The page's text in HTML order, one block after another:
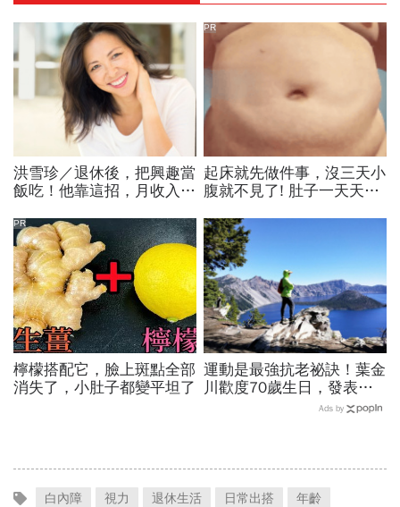
洪雪珍／退休後，把興趣當
飯吃！他靠這招，月收入竟
尾燈
起床就先做件事，沒三天小
腹就不見了! 肚子一天天變
PR
檸檬搭配它，臉上斑點全部
消失了，小肚子都變平坦了
PR
運動是最強抗老祕訣！葉金
川歡度70歲生日，發表新
書鼓勵中年人多運動
Ads by
白內障 視力 退休生活 日常出搭
年齡